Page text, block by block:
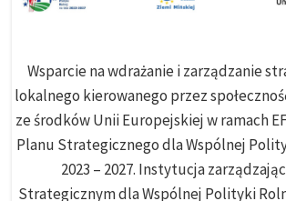
Wsparcie na wdrażanie i zarządzanie
lokalnego kierowanego przez
ze środków Unii Europejskiej w ramach
Planu Strategicznego dla Wspólnej
2023 – 2027. Instytucja
Strategicznym dla Wspólnej Polityki